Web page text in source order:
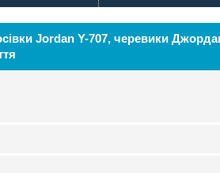
Jordan Y-707, черевики